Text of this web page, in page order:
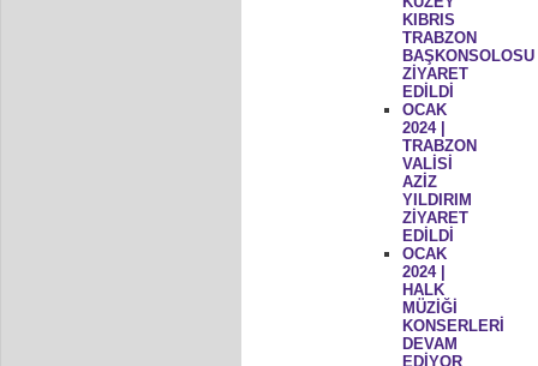
KIBRIS
TRABZON
BAŞKONSOLOSU
ZİYARET
EDİLDİ
OCAK
2024 |
TRABZON
VALİSİ
AZİZ
YILDIRIM
ZİYARET
EDİLDİ
OCAK
2024 |
HALK
MÜZİĞİ
KONSERLERİ
DEVAM
EDİYOR